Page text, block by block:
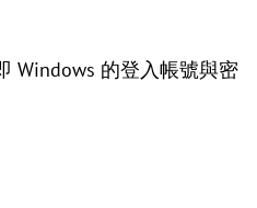
Windows 的登入帳號與密